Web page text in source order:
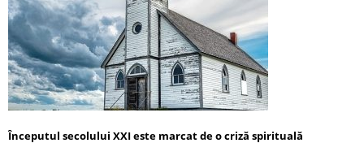
Începutul secolului XXI este marcat de o criză spirituală